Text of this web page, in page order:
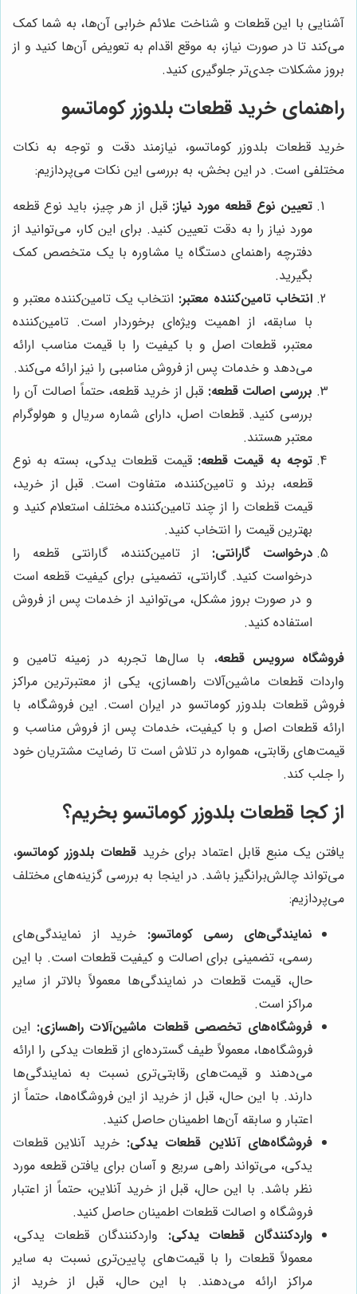
آشنایی با این قطعات و شناخت علائم خرابی آن‌ها، به شما کمک
می‌کند تا در صورت نیاز، به موقع اقدام به تعویض آن‌ها کنید و از
بروز مشکلات جدی‌تر جلوگیری کنید.
راهنمای خرید قطعات بلدوزر کوماتسو
خرید قطعات بلدوزر کوماتسو، نیازمند دقت و توجه به نکات
مختلفی است. در این بخش، به بررسی این نکات می‌پردازیم:
تعیین نوع قطعه مورد نیاز: قبل از هر چیز، باید نوع قطعه
مورد نیاز را به دقت تعیین کنید. برای این کار، می‌توانید از
دفترچه راهنمای دستگاه یا مشاوره با یک متخصص کمک
بگیرید.
انتخاب تامین‌کننده معتبر: انتخاب یک تامین‌کننده معتبر و
با سابقه، از اهمیت ویژه‌ای برخوردار است. تامین‌کننده
معتبر، قطعات اصل و با کیفیت را با قیمت مناسب ارائه
می‌دهد و خدمات پس از فروش مناسبی را نیز ارائه می‌کند.
بررسی اصالت قطعه: قبل از خرید قطعه، حتماً اصالت آن را
بررسی کنید. قطعات اصل، دارای شماره سریال و هولوگرام
معتبر هستند.
توجه به قیمت قطعه: قیمت قطعات یدکی، بسته به نوع
قطعه، برند و تامین‌کننده، متفاوت است. قبل از خرید،
قیمت قطعات را از چند تامین‌کننده مختلف استعلام کنید و
بهترین قیمت را انتخاب کنید.
درخواست گارانتی: از تامین‌کننده، گارانتی قطعه را
درخواست کنید. گارانتی، تضمینی برای کیفیت قطعه است
و در صورت بروز مشکل، می‌توانید از خدمات پس از فروش
استفاده کنید.
فروشگاه سرویس قطعه، با سال‌ها تجربه در زمینه تامین و
واردات قطعات ماشین‌آلات راهسازی، یکی از معتبرترین مراکز
فروش قطعات بلدوزر کوماتسو در ایران است. این فروشگاه، با
ارائه قطعات اصل و با کیفیت، خدمات پس از فروش مناسب و
قیمت‌های رقابتی، همواره در تلاش است تا رضایت مشتریان خود
را جلب کند.
از کجا قطعات بلدوزر کوماتسو بخریم؟
یافتن یک منبع قابل اعتماد برای خرید قطعات بلدوزر کوماتسو،
می‌تواند چالش‌برانگیز باشد. در اینجا به بررسی گزینه‌های مختلف
می‌پردازیم:
نمایندگی‌های رسمی کوماتسو: خرید از نمایندگی‌های
رسمی، تضمینی برای اصالت و کیفیت قطعات است. با این
حال، قیمت قطعات در نمایندگی‌ها معمولاً بالاتر از سایر
مراکز است.
فروشگاه‌های تخصصی قطعات ماشین‌آلات راهسازی: این
فروشگاه‌ها، معمولاً طیف گسترده‌ای از قطعات یدکی را ارائه
می‌دهند و قیمت‌های رقابتی‌تری نسبت به نمایندگی‌ها
دارند. با این حال، قبل از خرید از این فروشگاه‌ها، حتماً از
اعتبار و سابقه آن‌ها اطمینان حاصل کنید.
فروشگاه‌های آنلاین قطعات یدکی: خرید آنلاین قطعات
یدکی، می‌تواند راهی سریع و آسان برای یافتن قطعه مورد
نظر باشد. با این حال، قبل از خرید آنلاین، حتماً از اعتبار
فروشگاه و اصالت قطعات اطمینان حاصل کنید.
واردکنندگان قطعات یدکی: واردکنندگان قطعات یدکی،
معمولاً قطعات را با قیمت‌های پایین‌تری نسبت به سایر
مراکز ارائه می‌دهند. با این حال، قبل از خرید از